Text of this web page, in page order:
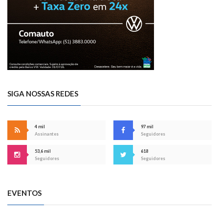
SIGA NOSSAS REDES
4 mil
Assinantes
97 mil
Seguidores
53,6 mil
Seguidores
618
Seguidores
EVENTOS